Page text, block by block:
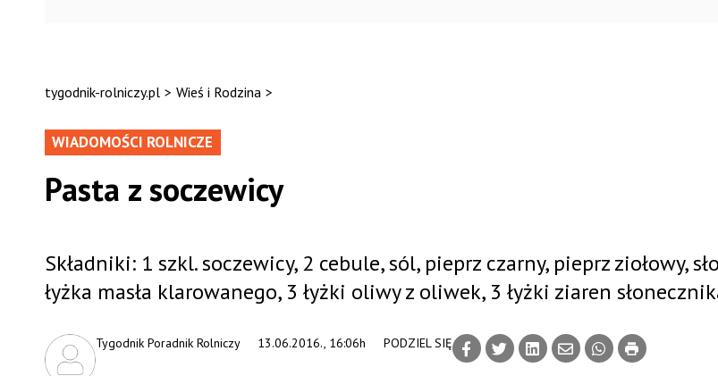
tygodnik-rolniczy.pl > Wieś i Rodzina >
WIADOMOŚCI ROLNICZE
Pasta z soczewicy
13.06.2016., 16:06h
Tygodnik Poradnik Rolniczy PODZIEL SIĘ
Składniki: 1 szkl. soczewicy, 2 cebule, sól, pieprz czarny, pieprz ziołowy,
łyżka masła klarowanego, 3 łyżki oliwy z oliwek, 3 łyżki ziaren